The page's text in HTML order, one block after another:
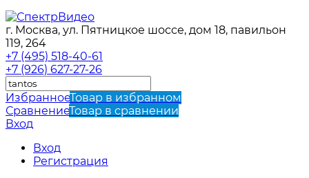
г. Москва, ул. Пятницкое шоссе, дом 18, павильон
119, 264
+7 (495) 518-40-61
+7 (926) 627-27-26
ИзбранноеТовар в избранном
СравнениеТовар в сравнении
Вход
Вход
Регистрация